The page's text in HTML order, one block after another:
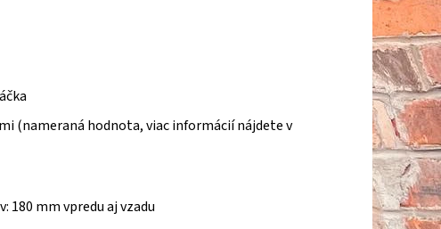
(nameraná hodnota, viac informácií nájdete v
mm vpredu aj vzadu